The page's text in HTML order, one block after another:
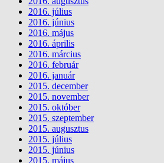
2016. július
2016. június
2016. május
2016. április
2016. március
2016. február
2016. január
2015. december
2015. november
2015. október
2015. szeptember
2015. augusztus
2015. július
2015. június
2015. május